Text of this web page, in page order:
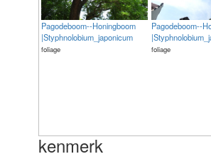
Pagodeboom--Honingboom
|Styphnolobium_japonicum
foliage
Pagodeboom--
foliage
kenmerk